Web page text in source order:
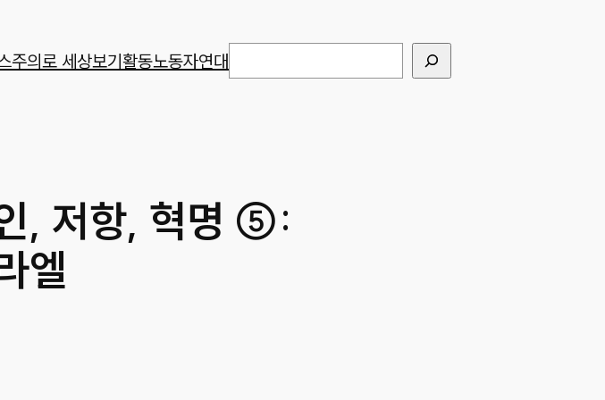
주의로 세상보기활동노동자연대
, 저항, 혁명 ⑤:
엘